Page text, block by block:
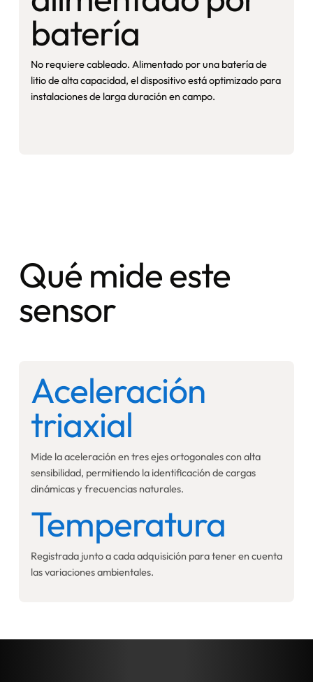
batería
No requiere cableado. Alimentado por una batería de
litio de alta capacidad, el dispositivo está optimizado para
instalaciones de larga duración en campo.
Qué mide este
sensor
Aceleración
triaxial
Mide la aceleración en tres ejes ortogonales con alta
sensibilidad, permitiendo la identificación de cargas
dinámicas y frecuencias naturales.
Temperatura
Registrada junto a cada adquisición para tener en cuenta
las variaciones ambientales.